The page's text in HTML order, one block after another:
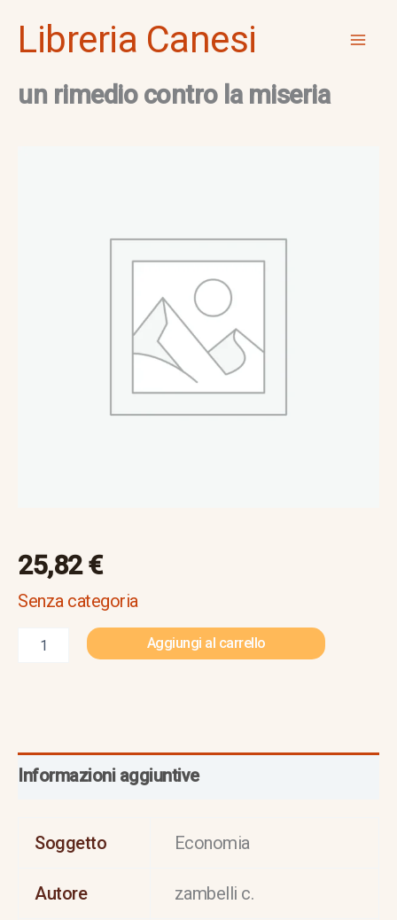
Libreria Canesi
un rimedio contro la miseria
25,82€
Senza categoria
Aggiungi al carrello
Informazioni aggiuntive
Soggetto Economia
Autore zambelli c.